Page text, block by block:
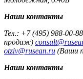
Наши контакты
Тел.: +7 (495) 988-00-
продаж)
otziv@rusean.ru (Ваши
Наши контакты